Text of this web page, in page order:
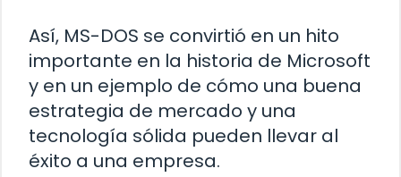
Así, MS-DOS se convirtió en un hito
importante en la historia de Microsoft
y en un ejemplo de cómo una buena
estrategia de mercado y una
tecnología sólida pueden llevar al
éxito a una empresa.